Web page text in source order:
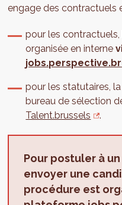
engage des contractuels
pour les
organisée en interne
pour les statutaires,
bureau de sélection
Talent.brussels
.
Pour postuler à
envoyer une
procédure est